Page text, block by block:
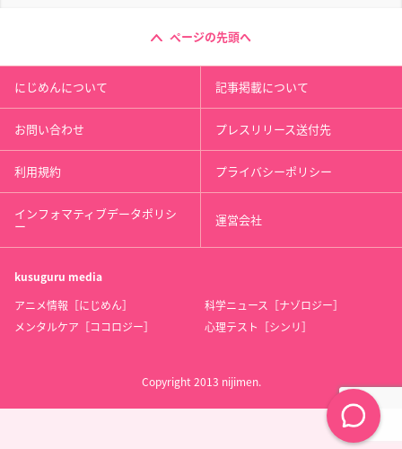
ページの先頭へ
にじめんについて 記事掲載について
お問い合わせ プレスリリース送付先
利用規約 プライバシーポリシー
インフォマティブデータポリシ
ー 運営会社
kusuguru media
アニメ情報［にじめん］
科学ニュース［ナゾロジー］
メンタルケア［ココロジー］
心理テスト［シンリ］
Copyright 2013 nijimen.